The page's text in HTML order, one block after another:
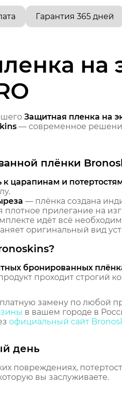
Гарантия 365 дней
на
Защитная пленка на
— современное
плёнки
царапинам и
— плёнка создана
плотное прилегание на
идёт всё
оригинальный вид
бронированных
проходит строгий
замену по любой
в вашем городе в
официальный сайт
день
повреждениях,
вы заслуживаете.